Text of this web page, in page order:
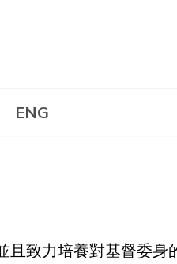
ENG
且致力培養對基督委身